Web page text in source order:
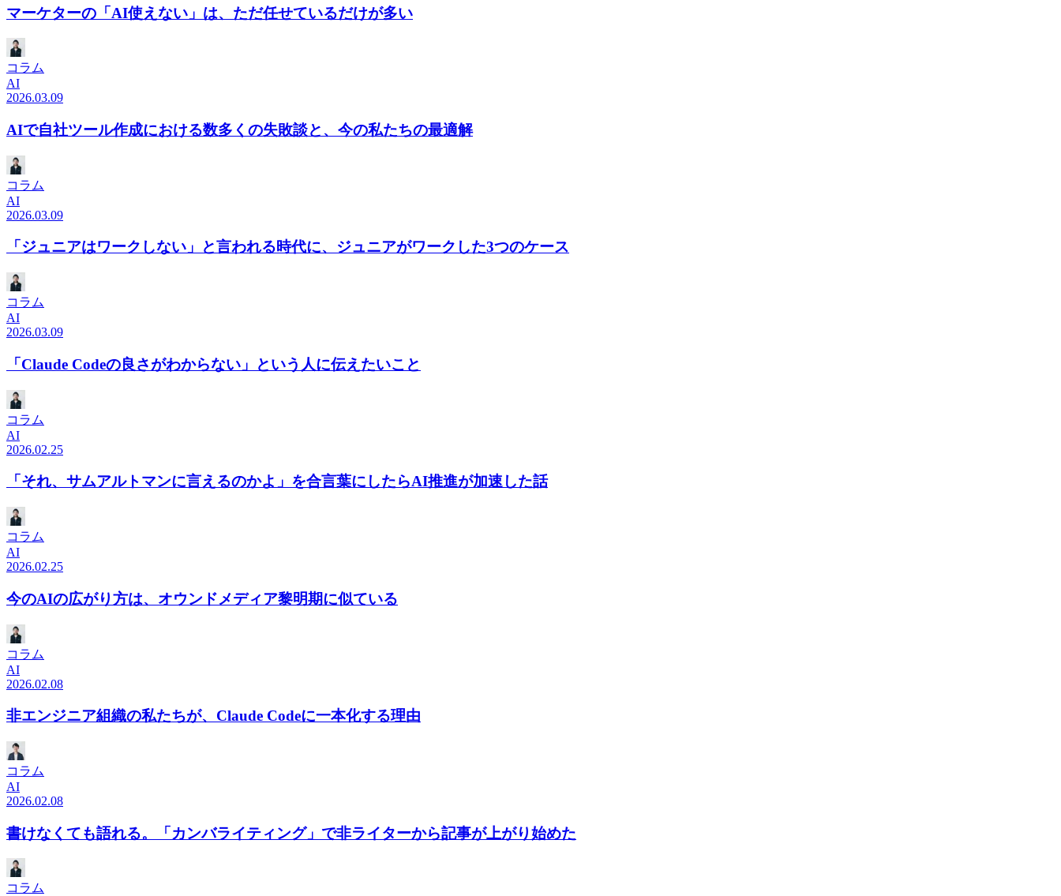
マーケターの「AI使えない」は、ただ任せているだけが多い
コラム
AI
2026.03.09
AIで自社ツール作成における数多くの失敗談と、今の私たちの最適解
コラム
AI
2026.03.09
「ジュニアはワークしない」と言われる時代に、ジュニアがワークした3つのケース
コラム
AI
2026.03.09
「Claude Codeの良さがわからない」という人に伝えたいこと
コラム
AI
2026.02.25
「それ、サムアルトマンに言えるのかよ」を合言葉にしたらAI推進が加速した話
コラム
AI
2026.02.25
今のAIの広がり方は、オウンドメディア黎明期に似ている
コラム
AI
2026.02.08
非エンジニア組織の私たちが、Claude Codeに一本化する理由
コラム
AI
2026.02.08
書けなくても語れる。「カンバライティング」で非ライターから記事が上がり始めた
コラム